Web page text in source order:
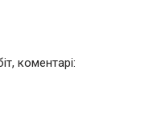
коментарі: